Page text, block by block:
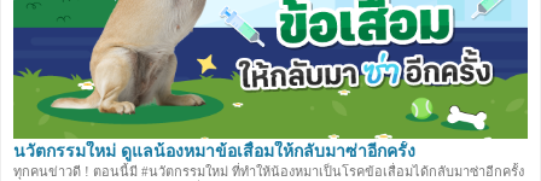
นวัตกรรมใหม่ ดูแลน้องหมาข้อเสื่อมให้กลับมาซ่าอีกครั้ง
ทุกคนข่าวดี ! ตอนนี้มี #นวัตกรรมใหม่ ที่ทำให้น้องหมาเป็นโรคข้อเสื่อมได้กลับมาซ่าอีกครั้ง